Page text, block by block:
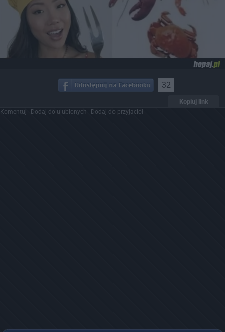
32
Kopiuj link
Komentuj Dodaj do ulubionych Dodaj do przyjaciół